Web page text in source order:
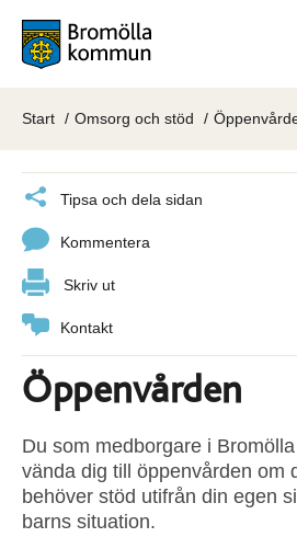
Start Omsorg och stöd
Tipsa och dela sidan
Kommentera
Skriv ut
Kontakt
Öppenvården
Du som medborgare i
vända dig till öppenvården om
behöver stöd utifrån din egen
barns situation.